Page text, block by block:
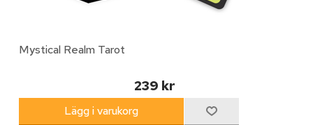
Mystical Realm Tarot
239 kr